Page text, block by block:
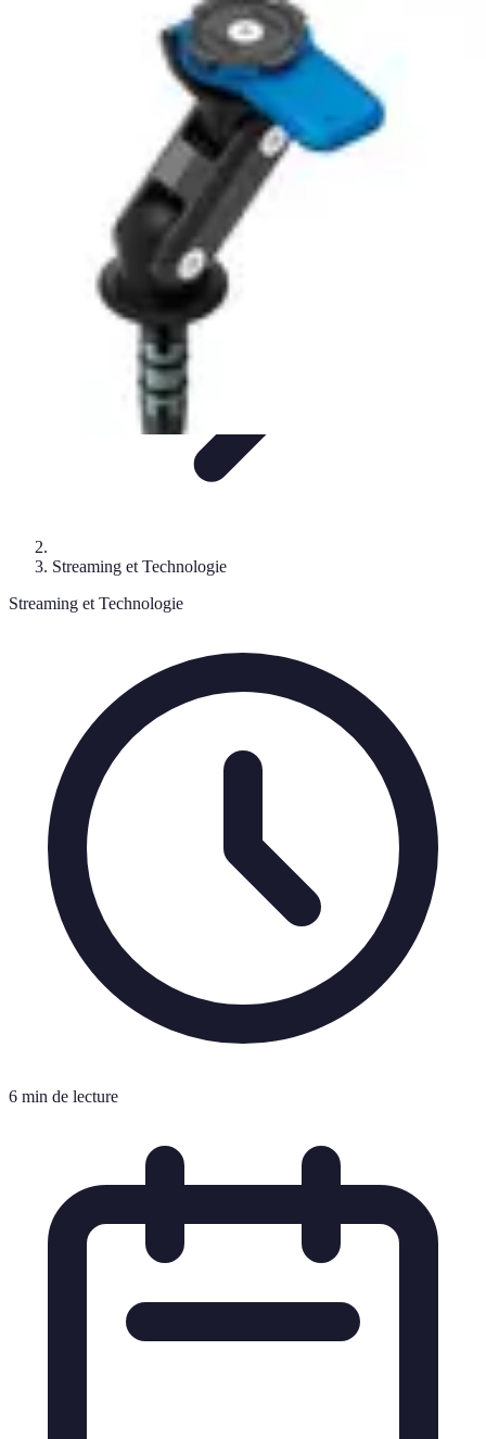
Méthodes Équipement et Technologie
Optimisation
Streaming et Technologie
Streaming et Technologie
6 min de lecture